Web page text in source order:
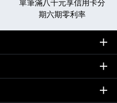
單筆滿八千元享信用卡分
期六期零利率